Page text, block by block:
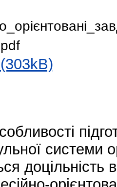
системи
доцільність